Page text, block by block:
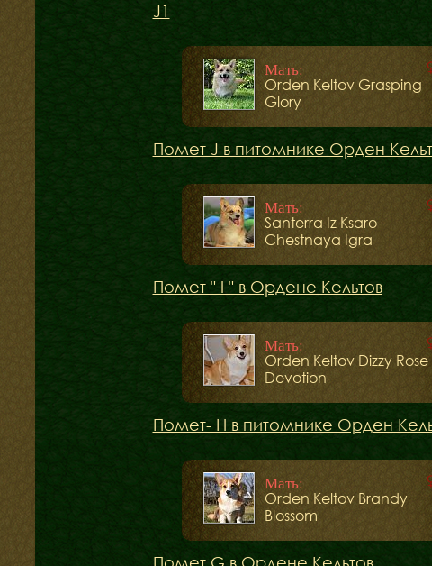
J1
Мать:
Orden Keltov Grasping
Glory
Помет J в питомнике Орден
Мать:
Santerra Iz Ksaro
Chestnaya Igra
Помет " I " в Ордене Кельтов
Мать:
Orden Keltov Dizzy Rose
Devotion
Помет- H в питомнике Орден
Мать:
Orden Keltov Brandy
Blossom
Факти